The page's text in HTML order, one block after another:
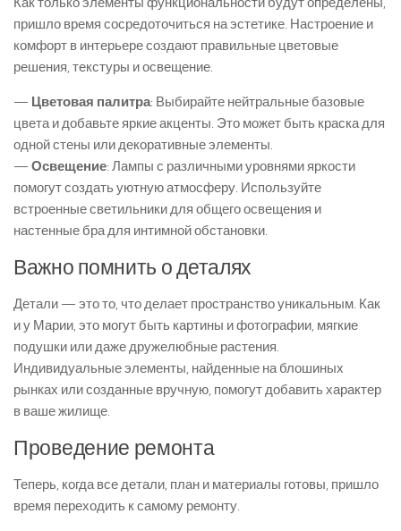
пришло время сосредоточиться на эстетике. Настроение и
комфорт в интерьере создают правильные цветовые
решения, текстуры и освещение.
— Цветовая палитра: Выбирайте нейтральные базовые
цвета и добавьте яркие акценты. Это может быть краска для
одной стены или декоративные элементы.
— Освещение: Лампы с различными уровнями яркости
помогут создать уютную атмосферу. Используйте
встроенные светильники для общего освещения и
настенные бра для интимной обстановки.
Важно помнить о деталях
Детали — это то, что делает пространство уникальным. Как
и у Марии, это могут быть картины и фотографии, мягкие
подушки или даже дружелюбные растения.
Индивидуальные элементы, найденные на блошиных
рынках или созданные вручную, помогут добавить характер
в ваше жилище.
Проведение ремонта
Теперь, когда все детали, план и материалы готовы, пришло
время переходить к самому ремонту.